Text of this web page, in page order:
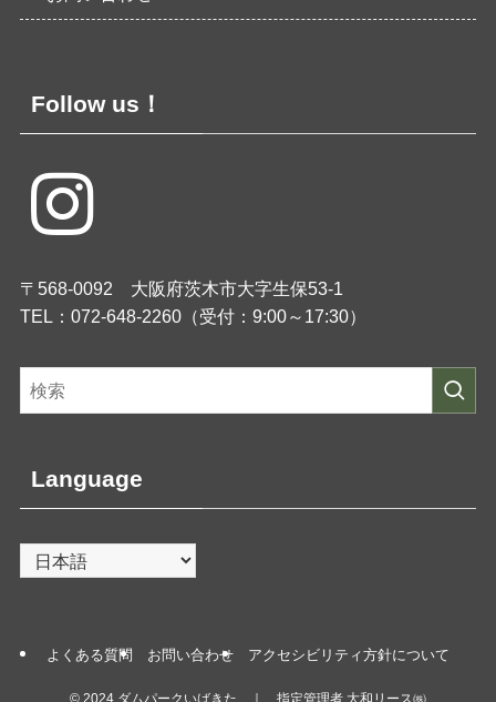
Follow us！
〒568-0092 大阪府茨木市大字生保53-1
TEL：072-648-2260（受付：9:00～17:30）
Language
よくある質問 お問い合わせ アクセシビリティ方針について
© 2024 ダムパークいばきた ｜ 指定管理者 大和リース㈱